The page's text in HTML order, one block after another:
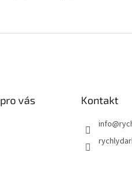
vás Kontakt
info@